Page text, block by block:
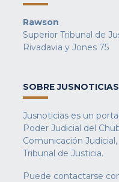
Rawson
Superior Tribunal de
Rivadavia y Jones 75
SOBRE JUSNOTICIAS
Jusnoticias es un
Poder Judicial del
Comunicación
Tribunal de Justicia.
Puede contactarse